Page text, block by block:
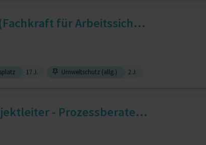
für Arbeitssich...
17 J. Umweltschutz (allg.) 2 J.
- Prozessberate...